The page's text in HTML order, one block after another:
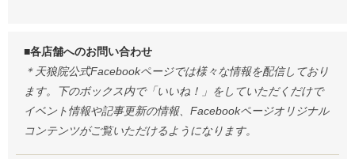
■各店舗へのお問い合わせ
＊天狼院公式Facebookページでは様々な情報を配信しており
ます。下のボックス内で「いいね！」をしていただくだけで
イベント情報や記事更新の情報、Facebookページオリジナル
コンテンツがご覧いただけるようになります。